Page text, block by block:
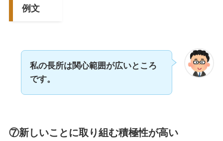
例文
私の長所は関心範囲が広いところ
です。
⑦新しいことに取り組む積極性が高い